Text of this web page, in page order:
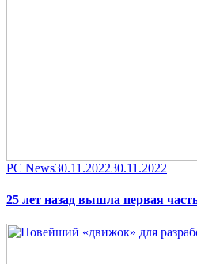
Category
PC NewsPosted
30.11.202230.11.2022
25 лет назад вышла первая